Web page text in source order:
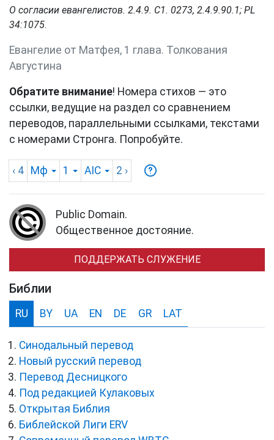
О согласии евангелистов. 2.4.9. С1. 0273, 2.4.9.90.1; PL
34:1075.
Евангелие от Матфея, 1 глава. Толкования
Августина
Обратите внимание! Номера стихов — это
ссылки, ведущие на раздел со сравнением
переводов, параллельными ссылками, текстами
с номерами Стронга. Попробуйте.
‹ 4 Мф 1 AIC 2 ›
Public Domain.
Общественное достояние.
ПОДДЕРЖАТЬ СЛУЖЕНИЕ
Библии
RU BY UA EN DE GR LAT
Синодальный перевод
Новый русский перевод
Перевод Десницкого
Под редакцией Кулаковых
Открытая Библия
Библейской Лиги ERV